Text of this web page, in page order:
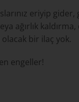
eriyip gider,
ağırlık
bir ilaç yok.
engeller!